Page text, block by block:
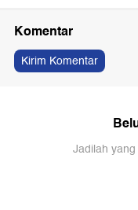
Komentar
Kirim Komentar
Jadilah